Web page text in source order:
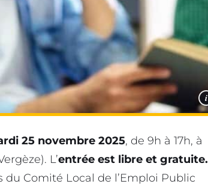
i
25 novembre 2025, de 9h à 17h, à
L’entrée est libre et gratuite.
Comité Local de l’Emploi Public